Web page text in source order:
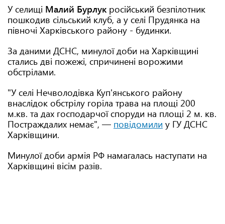
У селищі Малий Бурлукросійський безпілотник
пошкодив сільський клуб, а у селі Прудянка на
півночі Харківського району - будинки.
За даними ДСНС, минулої доби на Харківщині
стались дві пожежі, спричинені ворожими
обстрілами.
"У селі Нечволодівка Куп'янського району
внаслідок обстрілу горіла трава на площі 200
м.кв. та дах господарчої споруди на площі 2 м. кв.
Постраждалих немає", — повідомили у ГУ ДСНС
Харківщини.
Минулої доби армія РФ намагалась наступати на
Харківщині вісім разів.